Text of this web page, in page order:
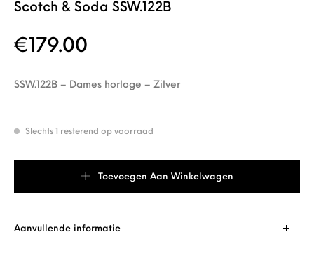
Scotch & Soda SSW.122B
€ 179.00
SSW.122B – Dames horloge – Zilver
Slechts 1 resterend op voorraad
Toevoegen Aan Winkelwagen
Aanvullende informatie